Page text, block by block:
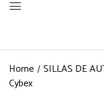
Home SILLAS DE
Cybex